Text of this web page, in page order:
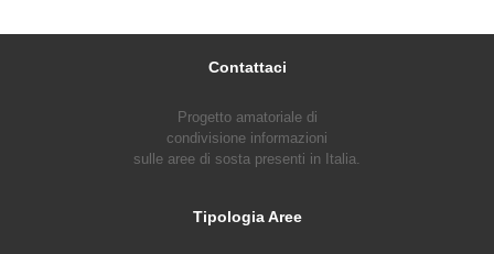
Contattaci
Progetto amatoriale di
condivisione informazioni
sulle aree di sosta presenti in Italia.
Tipologia Aree